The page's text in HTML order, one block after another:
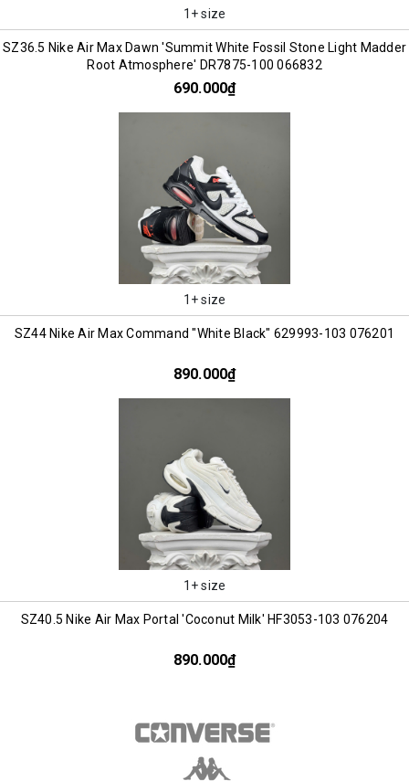
1+ size
SZ36.5 Nike Air Max Dawn 'Summit White Fossil Stone Light Madder
Root Atmosphere' DR7875-100 066832
690.000₫
1+ size
SZ44 Nike Air Max Command "White Black" 629993-103 076201
890.000₫
1+ size
SZ40.5 Nike Air Max Portal 'Coconut Milk' HF3053-103 076204
890.000₫